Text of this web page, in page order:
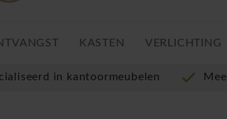
KASTEN VERLICHTING
in kantoormeubelen